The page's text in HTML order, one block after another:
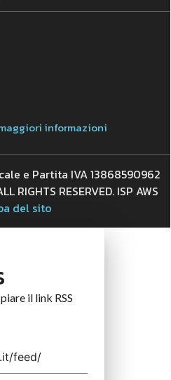
informazioni
e Partita IVA 13868590962
RESERVED. ISP AWS
del sito
il link RSS